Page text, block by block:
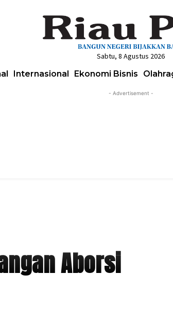
Sabtu, 8 Agustus 2026
Internasional Ekonomi Bisnis
- Advertisement -
Aborsi